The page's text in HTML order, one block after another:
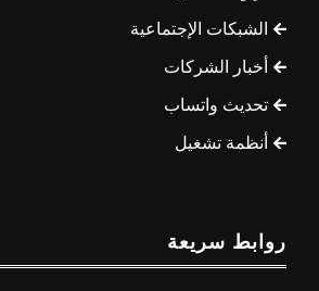
الشبكات الإجتماعية
أخبار الشركات
تحديث واتساب
أنظمة تشغيل
روابط سريعة